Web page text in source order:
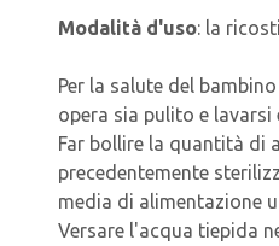
Modalità d'uso: la
Per la salute del
opera sia pulito e lavarsi
Far bollire la quantità di
precedentemente
media di alimentazione
Versare l'acqua tiepida